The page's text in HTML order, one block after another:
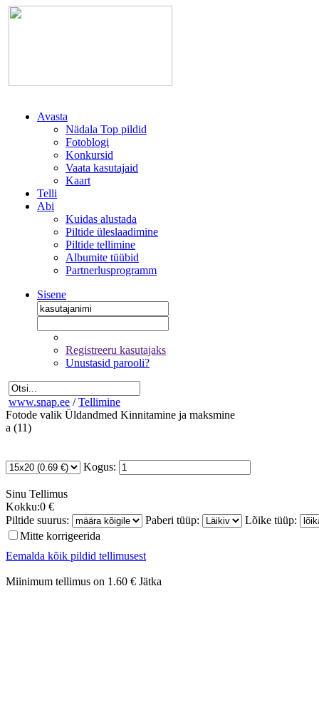
Avasta
Nädala Top pildid
Fotoblogi
Konkursid
Vaata kasutajaid
Kaart
Telli
Abi
Kuidas alustada
Piltide üleslaadimine
Piltide tellimine
Albumite tüübid
Partnerlusprogramm
Sisene
Registreeru kasutajaks
Unustasid parooli?
www.snap.ee / Tellimine
Fotode valik Üldandmed Kinnitamine ja maksmine
a (11)
Kogus:
Sinu Tellimus
Kokku:0 €
Piltide suurus:
Paberi tüüp:
Lõike tüüp:
Mitte korrigeerida
Eemalda kõik pildid tellimusest
Miinimum tellimus on 1.60 € Jätka